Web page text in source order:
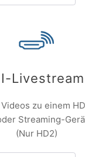
zu einem
Streaming-
(Nur HD2)